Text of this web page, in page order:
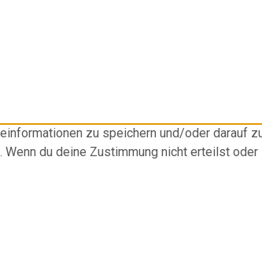
zu speichern und/oder darauf
du deine Zustimmung nicht erteilst